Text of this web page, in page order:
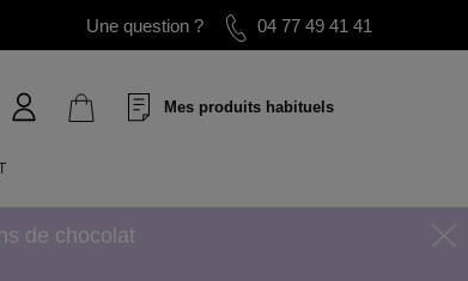
Une question ? 04 77 49 41 41
Mes produits habituels
de chocolat